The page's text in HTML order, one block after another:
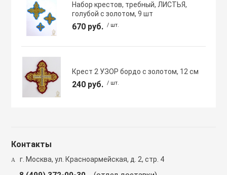
Набор крестов, требный, ЛИСТЬЯ,
голубой с золотом, 9 шт
670 руб. / шт.
Крест 2 УЗОР бордо с золотом, 12 см
240 руб. / шт.
Контакты
г. Москва, ул. Красноармейская, д. 2, стр. 4